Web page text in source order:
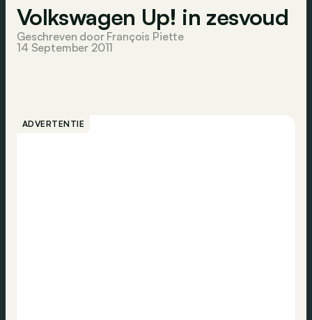
Volkswagen Up! in zesvoud
Geschreven door François Piette
14 September 2011
ADVERTENTIE